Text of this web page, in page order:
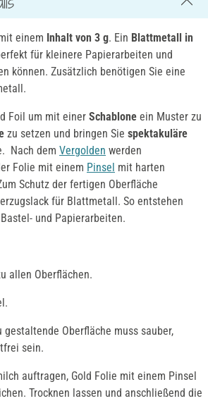
einem Inhalt von 3 g. Ein Blattmetall in
für kleinere Papierarbeiten und
können. Zusätzlich benötigen Sie eine
Foil um mit einer Schablone ein Muster zu
zu setzen und bringen Sie spektakuläre
Nach dem Vergolden werden
Folie mit einem Pinsel mit harten
Schutz der fertigen Oberfläche
für Blattmetall. So entstehen
und Papierarbeiten.
allen Oberflächen.
Oberfläche muss sauber,
sein.
auftragen, Gold Folie mit einem Pinsel
Trocknen lassen und anschließend die